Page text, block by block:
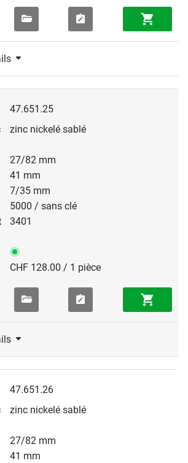
47.651.25
zinc nickelé sablé
27/82 mm
41 mm
7/35 mm
5000 / sans clé
3401
CHF 128.00 / 1 pièce
47.651.26
zinc nickelé sablé
27/82 mm
41 mm